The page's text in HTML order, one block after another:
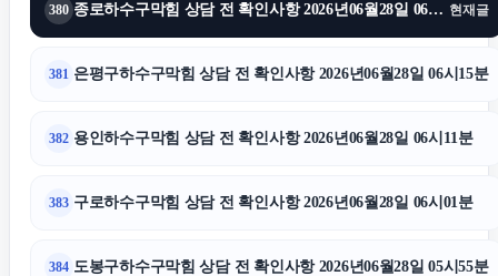
380 종로하수구막힘 상담 전 확인사항 2026년06월28일 06시23분 현재글
381 은평구하수구막힘 상담 전 확인사항 2026년06월28일 06시15분
382 용인하수구막힘 상담 전 확인사항 2026년06월28일 06시11분
383 구로하수구막힘 상담 전 확인사항 2026년06월28일 06시01분
384 도봉구하수구막힘 상담 전 확인사항 2026년06월28일 05시55분